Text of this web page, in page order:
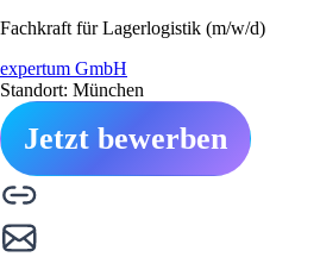
Fachkraft für Lagerlogistik (m/w/d)
expertum GmbH
Standort: München
Jetzt bewerben